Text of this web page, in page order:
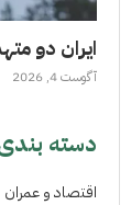
ایران دو
آگوست 4, 2026
دسته
اقتصاد و عمران